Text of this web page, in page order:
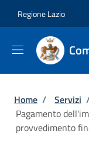
Regione Lazio
Briciole
Home / Servizi
Pagamento
provvedimento